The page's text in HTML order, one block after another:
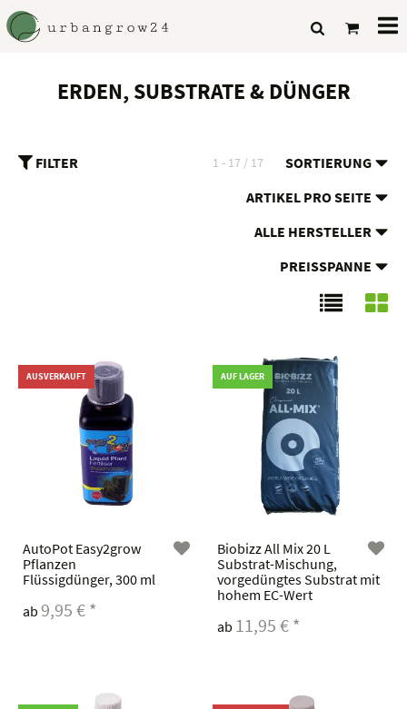
ERDEN, SUBSTRATE & DÜNGER
FILTER 1 - 17 / 17
SORTIERUNG
ARTIKEL PRO SEITE
ALLE HERSTELLER
PREISSPANNE
AUSVERKAUFT
AutoPot Easy2grow
Pflanzen
Flüssigdünger, 300 ml
ab 9,95 € *
AUF LAGER
Biobizz All Mix 20 L
Substrat-Mischung,
vorgedüngtes Substrat mit
hohem EC-Wert
ab 11,95 € *